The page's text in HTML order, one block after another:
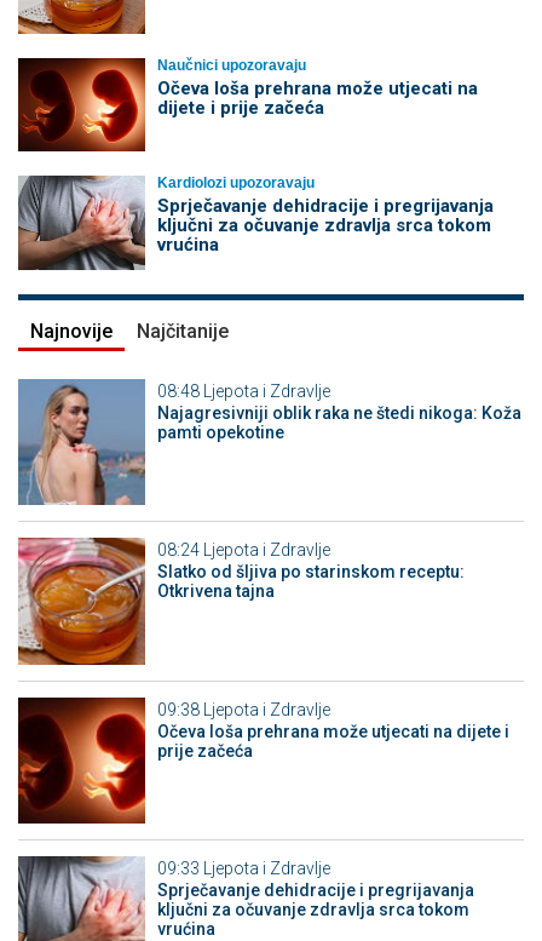
Naučnici upozoravaju
Očeva loša prehrana može utjecati na
dijete i prije začeća
Kardiolozi upozoravaju
Sprječavanje dehidracije i pregrijavanja
ključni za očuvanje zdravlja srca tokom
vrućina
Najnovije Najčitanije
08:48 Ljepota i Zdravlje
Najagresivniji oblik raka ne štedi nikoga: Koža
pamti opekotine
08:24
Ljepota i Zdravlje
Slatko od šljiva po starinskom receptu:
Otkrivena tajna
09:38 Ljepota i Zdravlje
Očeva loša prehrana može utjecati na dijete i
prije začeća
09:33
Ljepota i Zdravlje
Sprječavanje dehidracije i pregrijavanja
ključni za očuvanje zdravlja srca tokom
vrućina